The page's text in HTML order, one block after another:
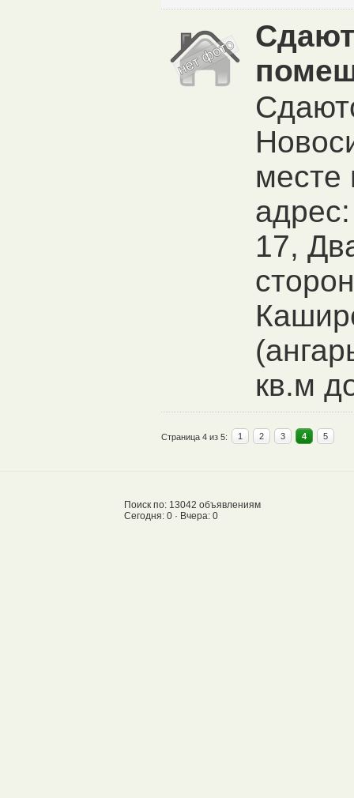
месте
17,
кв.м
Страница 4 из 5: 1 2 3 4 5
Поиск по: 13042 объявлениям
Сегодня: 0 · Вчера: 0